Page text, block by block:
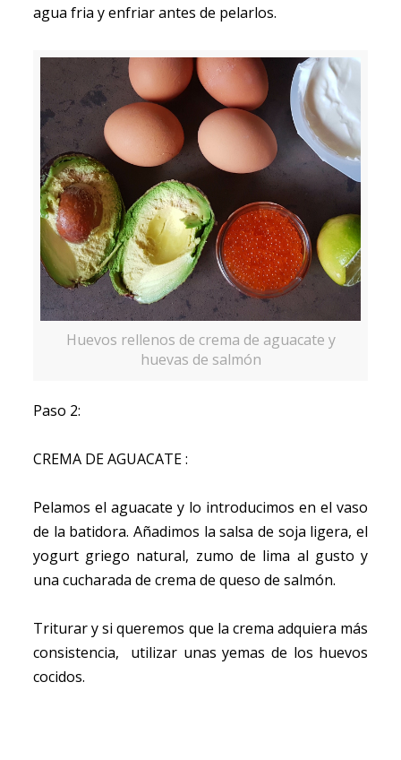
agua fria y enfriar antes de pelarlos.
Huevos rellenos de crema de aguacate y
huevas de salmón
Paso 2:
CREMA DE AGUACATE :
Pelamos el aguacate y lo introducimos en el vaso
de la batidora. Añadimos la salsa de soja ligera, el
yogurt griego natural, zumo de lima al gusto y
una cucharada de crema de queso de salmón.
Triturar y si queremos que la crema adquiera más
consistencia, utilizar unas yemas de los huevos
cocidos.